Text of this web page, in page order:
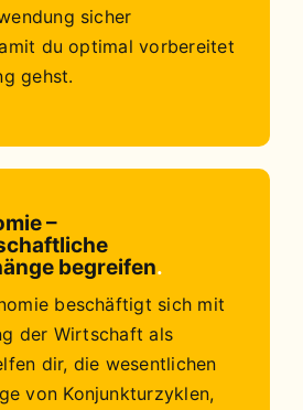
sicher
du optimal vorbereitet
gehst.
–
begreifen.
beschäftigt sich mit
der Wirtschaft als
dir, die wesentlichen
von Konjunkturzyklen,